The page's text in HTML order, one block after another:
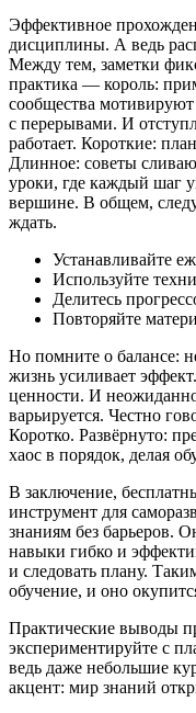
Эффективное
дисциплины. А ведь
Между тем, заметки
практика — король:
сообщества
с перерывами. И
работает. Короткие:
Длинное: советы
уроки, где каждый шаг
вершине. В общем,
ждать.
Устанавливайте
Используйте
Делитесь
Повторяйте
Но помните о балансе:
жизнь усиливает
ценности. И
варьируется. Честно
Коротко. Развёрнуто:
хаос в порядок, делая
В заключение,
инструмент для
знаниям без барьеров.
навыки гибко и
и следовать плану.
обучение, и оно
Практические выводы
экспериментируйте с
ведь даже небольшие
акцент: мир знаний